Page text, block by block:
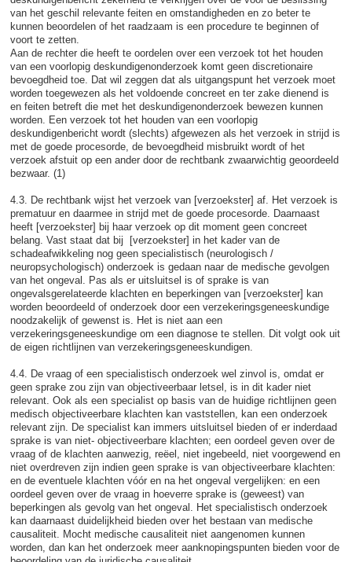
van het geschil relevante feiten en omstandigheden en zo beter te
kunnen beoordelen of het raadzaam is een procedure te beginnen of
voort te zetten.
Aan de rechter die heeft te oordelen over een verzoek tot het houden
van een voorlopig deskundigenonderzoek komt geen discretionaire
bevoegdheid toe. Dat wil zeggen dat als uitgangspunt het verzoek moet
worden toegewezen als het voldoende concreet en ter zake dienend is
en feiten betreft die met het deskundigenonderzoek bewezen kunnen
worden. Een verzoek tot het houden van een voorlopig
deskundigenbericht wordt (slechts) afgewezen als het verzoek in strijd is
met de goede procesorde, de bevoegdheid misbruikt wordt of het
verzoek afstuit op een ander door de rechtbank zwaarwichtig geoordeeld
bezwaar. (1)
4.3. De rechtbank wijst het verzoek van [verzoekster] af. Het verzoek is
prematuur en daarmee in strijd met de goede procesorde. Daarnaast
heeft [verzoekster] bij haar verzoek op dit moment geen concreet
belang. Vast staat dat bij [verzoekster] in het kader van de
schadeafwikkeling nog geen specialistisch (neurologisch /
neuropsychologisch) onderzoek is gedaan naar de medische gevolgen
van het ongeval. Pas als er uitsluitsel is of sprake is van
ongevalsgerelateerde klachten en beperkingen van [verzoekster] kan
worden beoordeeld of onderzoek door een verzekeringsgeneeskundige
noodzakelijk of gewenst is. Het is niet aan een
verzekeringsgeneeskundige om een diagnose te stellen. Dit volgt ook uit
de eigen richtlijnen van verzekeringsgeneeskundigen.
4.4. De vraag of een specialistisch onderzoek wel zinvol is, omdat er
geen sprake zou zijn van objectiveerbaar letsel, is in dit kader niet
relevant. Ook als een specialist op basis van de huidige richtlijnen geen
medisch objectiveerbare klachten kan vaststellen, kan een onderzoek
relevant zijn. De specialist kan immers uitsluitsel bieden of er inderdaad
sprake is van niet- objectiveerbare klachten; een oordeel geven over de
vraag of de klachten aanwezig, reëel, niet ingebeeld, niet voorgewend en
niet overdreven zijn indien geen sprake is van objectiveerbare klachten:
en de eventuele klachten vóór en na het ongeval vergelijken: en een
oordeel geven over de vraag in hoeverre sprake is (geweest) van
beperkingen als gevolg van het ongeval. Het specialistisch onderzoek
kan daarnaast duidelijkheid bieden over het bestaan van medische
causaliteit. Mocht medische causaliteit niet aangenomen kunnen
worden, dan kan het onderzoek meer aanknopingspunten bieden voor de